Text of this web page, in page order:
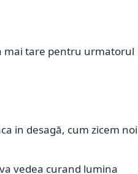
mai tare pentru urmatorul
in desagă, cum zicem noi
vedea curand lumina